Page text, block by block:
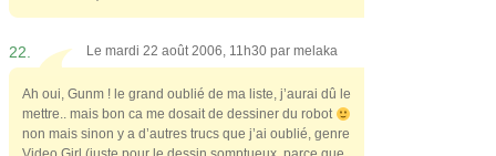
22. Le mardi 22 août 2006, 11h30 par melaka
Ah oui, Gunm ! le grand oublié de ma liste, j’aurai dû le
mettre.. mais bon ca me dosait de dessiner du robot
non mais sinon y a d’autres trucs que j’ai oublié, genre